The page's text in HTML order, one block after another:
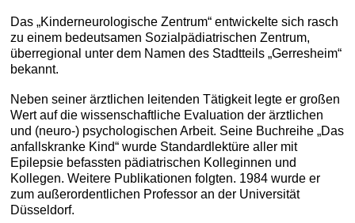
Das „Kinderneurologische Zentrum“ entwickelte sich rasch
zu einem bedeutsamen Sozialpädiatrischen Zentrum,
überregional unter dem Namen des Stadtteils „Gerresheim“
bekannt.
Neben seiner ärztlichen leitenden Tätigkeit legte er großen
Wert auf die wissenschaftliche Evaluation der ärztlichen
und (neuro-) psychologischen Arbeit. Seine Buchreihe „Das
anfallskranke Kind“ wurde Standardlektüre aller mit
Epilepsie befassten pädiatrischen Kolleginnen und
Kollegen. Weitere Publikationen folgten. 1984 wurde er
zum außerordentlichen Professor an der Universität
Düsseldorf.